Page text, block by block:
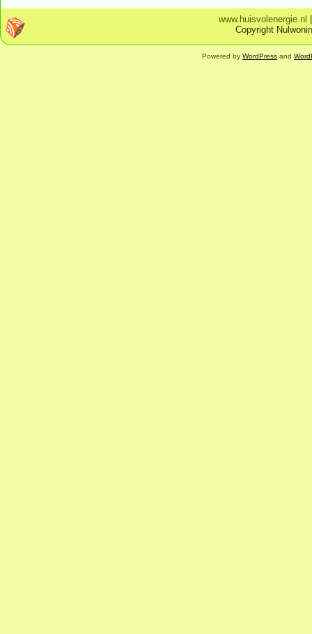
www.huisvolenergie.nl
Copyright
Powered by WordPress and